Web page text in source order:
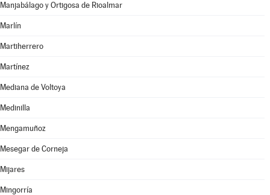
Manjabálago y Ortigosa de Rioalmar
Marlín
Martiherrero
Martínez
Mediana de Voltoya
Medinilla
Mengamuñoz
Mesegar de Corneja
Mijares
Mingorría